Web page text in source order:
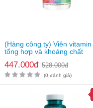
(Hàng công ty) Viên vitamin
tổng hợp và khoáng chất
Komplex
447.000đ 528.000đ
(0 đánh giá)